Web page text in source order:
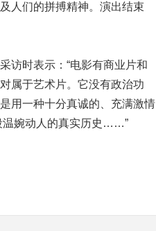
人们的拼搏精神。演出结束
时表示：“电影有商业片和
属于艺术片。它没有政治功
用一种十分真诚的、充满激情
温婉动人的真实历史……”